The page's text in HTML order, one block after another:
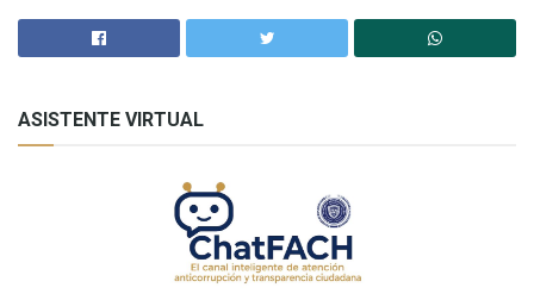
ASISTENTE VIRTUAL